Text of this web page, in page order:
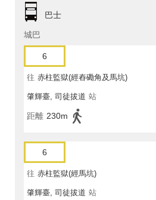
巴士
城巴
6
往 赤柱監獄(經舂磡角及馬坑)
肇輝臺, 司徒拔道 站
距離 230m
6
往 赤柱監獄(經馬坑)
肇輝臺, 司徒拔道 站